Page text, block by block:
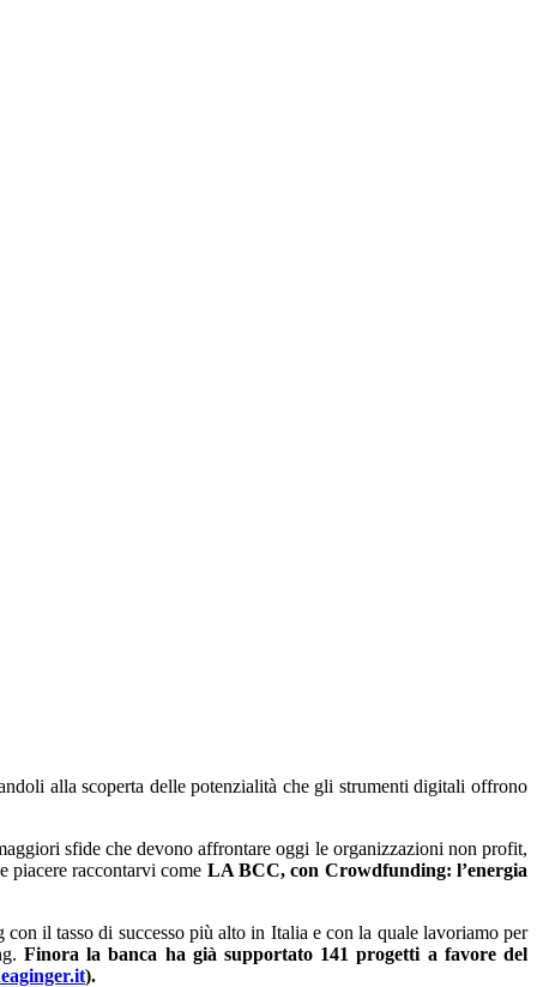
alla scoperta delle potenzialità che gli strumenti digitali offrono
sfide che devono affrontare oggi le organizzazioni non profit,
piacere raccontarvi come LA BCC, con Crowdfunding: l’energia
il tasso di successo più alto in Italia e con la quale lavoriamo per
Finora la banca ha già supportato 141 progetti a favore del
).